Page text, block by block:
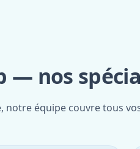
— nos
équipe couvre tous